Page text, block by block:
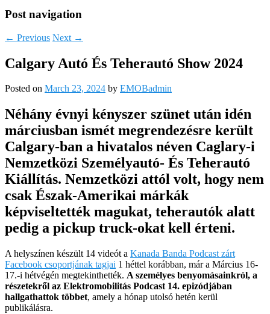
Post navigation
← Previous Next →
Calgary Autó És Teherautó Show 2024
Posted on March 23, 2024 by EMOBadmin
Néhány évnyi kényszer szünet után idén
márciusban ismét megrendezésre került
Calgary-ban a hivatalos néven Caglary-i
Nemzetközi Személyautó- És Teherautó
Kiállítás. Nemzetközi attól volt, hogy nem
csak Észak-Amerikai márkák
képviseltették magukat, teherautók alatt
pedig a pickup truck-okat kell érteni.
A helyszínen készült 14 videót a Kanada Banda Podcast zárt
Facebook csoportjának tagjai 1 héttel korábban, már a Március 16-
17.-i hétvégén megtekinthették. A személyes benyomásainkról, a
részetekről az Elektromobilitás Podcast 14. epizódjában
hallgathattok többet, amely a hónap utolsó hetén kerül
publikálásra.